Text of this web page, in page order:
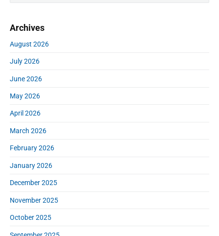
a
y
S
d
b
a
c
h
o
:
Archives
August 2026
July 2026
June 2026
May 2026
April 2026
March 2026
February 2026
January 2026
December 2025
November 2025
October 2025